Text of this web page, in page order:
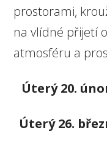
prostorami,
na vlídné přijetí
atmosféru a
Úterý 20.
Úterý 26.